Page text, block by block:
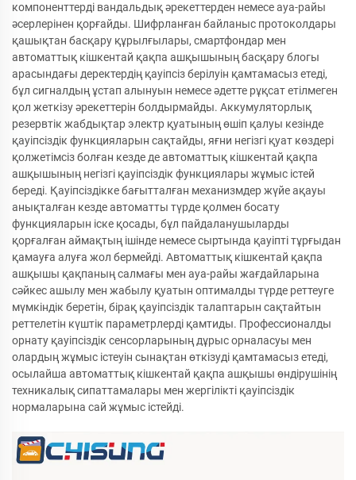
компоненттерді вандальдық әрекеттерден немесе ауа-райы
әсерлерінен қорғайды. Шифрланған байланыс протоколдары
қашықтан басқару құрылғылары, смартфондар мен
автоматтық кішкентай қақпа ашқышының басқару блогы
арасындағы деректердің қауіпсіз берілуін қамтамасыз етеді,
бұл сигналдың ұстап алынуын немесе әдетте рұқсат етілмеген
қол жеткізу әрекеттерін болдырмайды. Аккумуляторлық
резервтік жабдықтар электр қуатының өшіп қалуы кезінде
қауіпсіздік функцияларын сақтайды, яғни негізгі қуат көздері
қолжетімсіз болған кезде де автоматтық кішкентай қақпа
ашқышының негізгі қауіпсіздік функциялары жұмыс істей
береді. Қауіпсіздікке бағытталған механизмдер жүйе ақауы
анықталған кезде автоматты түрде қолмен босату
функцияларын іске қосады, бұл пайдаланушыларды
қорғалған аймақтың ішінде немесе сыртында қауіпті тұрғыдан
қамауға алуға жол бермейді. Автоматтық кішкентай қақпа
ашқышы қақпаның салмағы мен ауа-райы жағдайларына
сәйкес ашылу мен жабылу қуатын оптималды түрде реттеуге
мүмкіндік беретін, бірақ қауіпсіздік талаптарын сақтайтын
реттелетін күштік параметрлерді қамтиды. Профессионалды
орнату қауіпсіздік сенсорларының дұрыс орналасуы мен
олардың жұмыс істеуін сынақтан өткізуді қамтамасыз етеді,
осылайша автоматтық кішкентай қақпа ашқышы өндірушінің
техникалық сипаттамалары мен жергілікті қауіпсіздік
нормаларына сай жұмыс істейді.